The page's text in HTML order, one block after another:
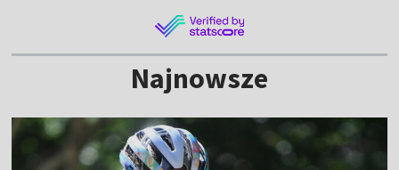
Najnowsze